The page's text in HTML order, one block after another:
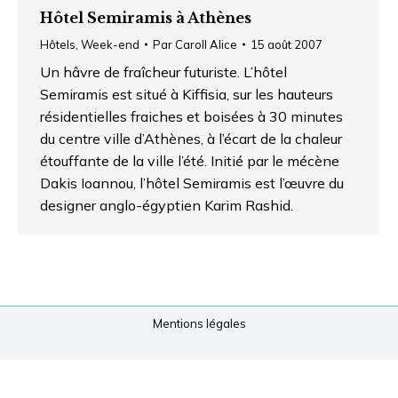
Hôtel Semiramis à Athènes
Hôtels Week-end Par Caroll Alice 15 août 2007
Un hâvre de fraîcheur futuriste. L’hôtel
Semiramis est situé à Kiffisia, sur les hauteurs
résidentielles fraiches et boisées à 30 minutes
du centre ville d’Athènes, à l’écart de la chaleur
étouffante de la ville l’été. Initié par le mécène
Dakis Ioannou, l’hôtel Semiramis est l’œuvre du
designer anglo-égyptien Karim Rashid.
Mentions légales